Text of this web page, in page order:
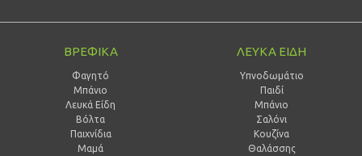
ΒΡΕΦΙΚΑ
Φαγητό
Μπάνιο
Λευκά Είδη
Βόλτα
Παιχνίδια
Μαμά
ΛΕΥΚΑ ΕΙΔΗ
Υπνοδωμάτιο
Παιδί
Mπάνιο
Σαλόνι
Κουζίνα
Θαλάσσης